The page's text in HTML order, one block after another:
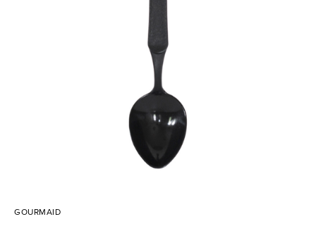
GOURMAID